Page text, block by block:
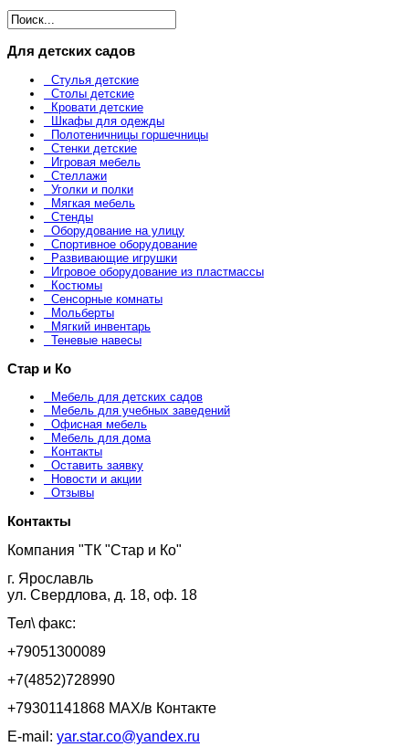
Для детских садов
Стулья детские
Столы детские
Кровати детские
Шкафы для одежды
Полотеничницы горшечницы
Стенки детские
Игровая мебель
Стеллажи
Уголки и полки
Мягкая мебель
Стенды
Оборудование на улицу
Спортивное оборудование
Развивающие игрушки
Игровое оборудование из пластмассы
Костюмы
Сенсорные комнаты
Мольберты
Мягкий инвентарь
Теневые навесы
Стар и Ко
Мебель для детских садов
Мебель для учебных заведений
Офисная мебель
Мебель для дома
Контакты
Оставить заявку
Новости и акции
Отзывы
Контакты
Компания "ТК "Стар и Ко"
г. Ярославль
ул. Свердлова, д. 18, оф. 18
Тел\ факс:
+79051300089
+7(4852)728990
+79301141868 MAX/в Контакте
E-mail: yar.star.co@yandex.ru